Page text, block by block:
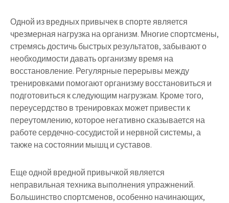
Одной из вредных привычек в спорте является
чрезмерная нагрузка на организм. Многие спортсмены,
стремясь достичь быстрых результатов, забывают о
необходимости давать организму время на
восстановление. Регулярные перерывы между
тренировками помогают организму восстановиться и
подготовиться к следующим нагрузкам. Кроме того,
переусердство в тренировках может привести к
переутомлению, которое негативно сказывается на
работе сердечно-сосудистой и нервной системы, а
также на состоянии мышц и суставов.
Еще одной вредной привычкой является
неправильная техника выполнения упражнений.
Большинство спортсменов, особенно начинающих,